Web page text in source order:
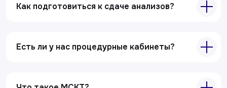
Как подготовиться к сдаче анализов?
Есть ли у нас процедурные кабинеты?
Услуги
Ультразвуковая диагностика